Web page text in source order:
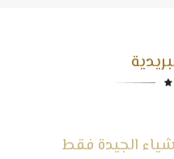
الجيدة فقط